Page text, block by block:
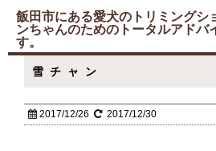
飯田市にある愛犬のトリミングシ
ンちゃんのためのトータルアドバ
す。
雪チャン
2017/12/26 2017/12/30